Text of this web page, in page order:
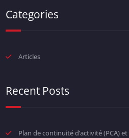
Categories
Articles
Recent Posts
Plan de continuité d’activité (PCA)